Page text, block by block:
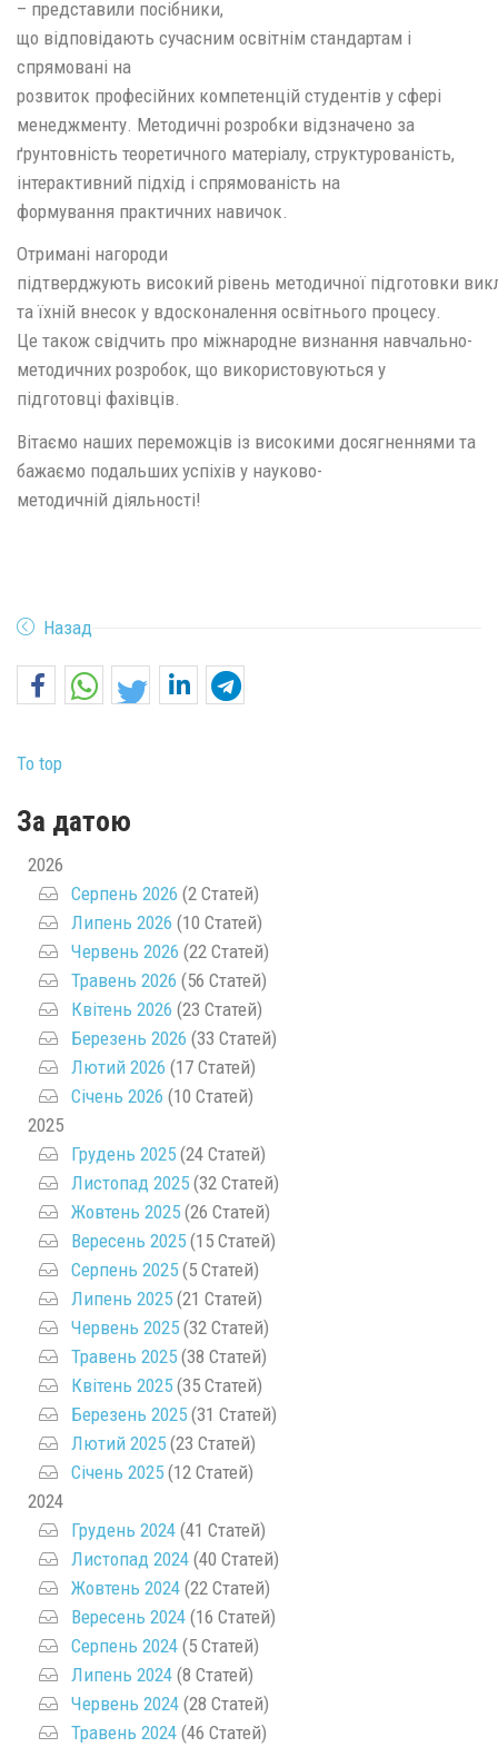
– представили посібники,
що відповідають сучасним освітнім стандартам і
спрямовані на
розвиток професійних компетенцій студентів у сфері
менеджменту. Методичні розробки відзначено за
ґрунтовність теоретичного матеріалу, структурованість,
інтерактивний підхід і спрямованість на
формування практичних навичок.
Отримані нагороди
підтверджують високий рівень методичної підготовки
та їхній внесок у вдосконалення освітнього процесу.
Це також свідчить про міжнародне визнання навчально-
методичних розробок, що використовуються у
підготовці фахівців.
Вітаємо наших переможців із високими досягненнями та
бажаємо подальших успіхів у науково-
методичній діяльності!
Назад
To top
За датою
2026
Серпень 2026 (2 Статей)
Липень 2026 (10 Статей)
Червень 2026 (22 Статей)
Травень 2026 (56 Статей)
Квітень 2026 (23 Статей)
Березень 2026 (33 Статей)
Лютий 2026 (17 Статей)
Січень 2026 (10 Статей)
2025
Грудень 2025 (24 Статей)
Листопад 2025 (32 Статей)
Жовтень 2025 (26 Статей)
Вересень 2025 (15 Статей)
Серпень 2025 (5 Статей)
Липень 2025 (21 Статей)
Червень 2025 (32 Статей)
Травень 2025 (38 Статей)
Квітень 2025 (35 Статей)
Березень 2025 (31 Статей)
Лютий 2025 (23 Статей)
Січень 2025 (12 Статей)
2024
Грудень 2024 (41 Статей)
Листопад 2024 (40 Статей)
Жовтень 2024 (22 Статей)
Вересень 2024 (16 Статей)
Серпень 2024 (5 Статей)
Липень 2024 (8 Статей)
Червень 2024 (28 Статей)
Травень 2024 (46 Статей)